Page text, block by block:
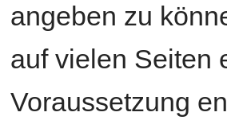
angeben zu
auf vielen Seiten
Voraussetzung